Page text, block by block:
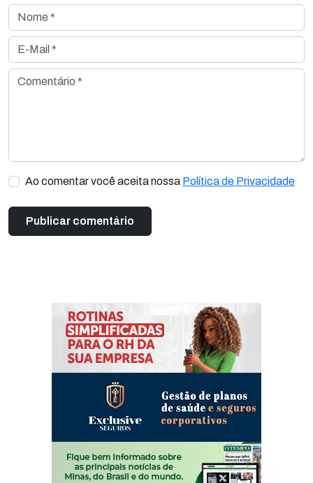
Nome *
E-Mail *
Comentário *
Ao comentar você aceita nossa Política de Privacidade